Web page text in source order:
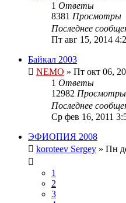
1 Ответы
8381 Просмотры
Последнее
Пт авг 15, 2014
Байкал 2003
NEMO » Пт окт 06,
1 Ответы
12982 Просмотры
Последнее
Ср фев 16, 2011
ЭФИОПИЯ 2008
koroteev Sergey » Пн
1
2
3